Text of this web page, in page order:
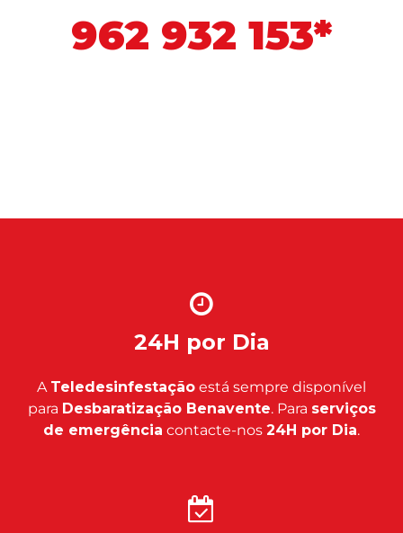
962 932 153*
24H por Dia
A Teledesinfestação está sempre disponível
para Desbaratização Benavente. Para serviços
de emergência contacte-nos 24H por Dia.